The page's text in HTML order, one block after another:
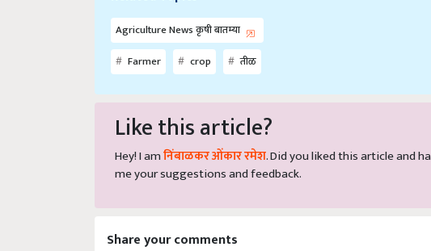
Agriculture News कृषी बातम्या
Farmer
crop तीळ
Like this article?
Hey! I am निंबाळकर ओंकार रमेश . Did you liked this article and
me your suggestions and feedback.
Share your comments